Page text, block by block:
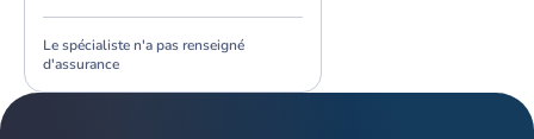
Le spécialiste n'a pas renseigné
d'assurance